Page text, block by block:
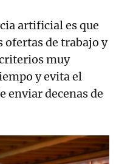
artificial es que
ofertas de trabajo y
muy
y evita el
enviar decenas de